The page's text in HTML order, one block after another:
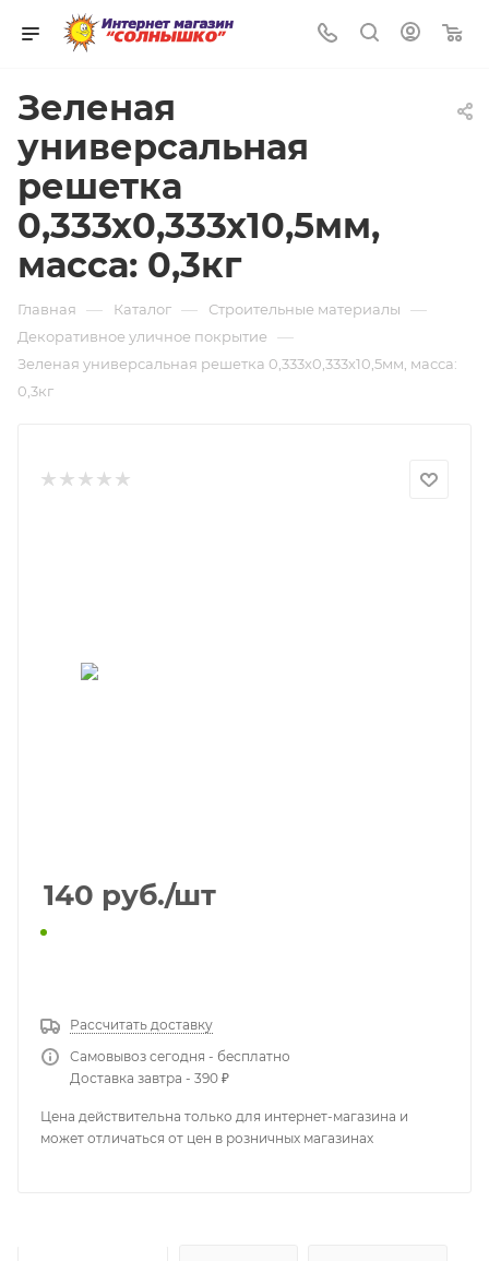
Зеленая
универсальная
решетка
0,333х0,333х10,5мм,
масса: 0,3кг
Главная — Каталог — Строительные материалы —
Декоративное уличное покрытие —
Зеленая универсальная решетка 0,333х0,333х10,5мм, масса:
0,3кг
140 руб./шт
Рассчитать доставку
Самовывоз сегодня - бесплатно
Доставка завтра - 390 ₽
Цена действительна только для интернет-магазина и
может отличаться от цен в розничных магазинах